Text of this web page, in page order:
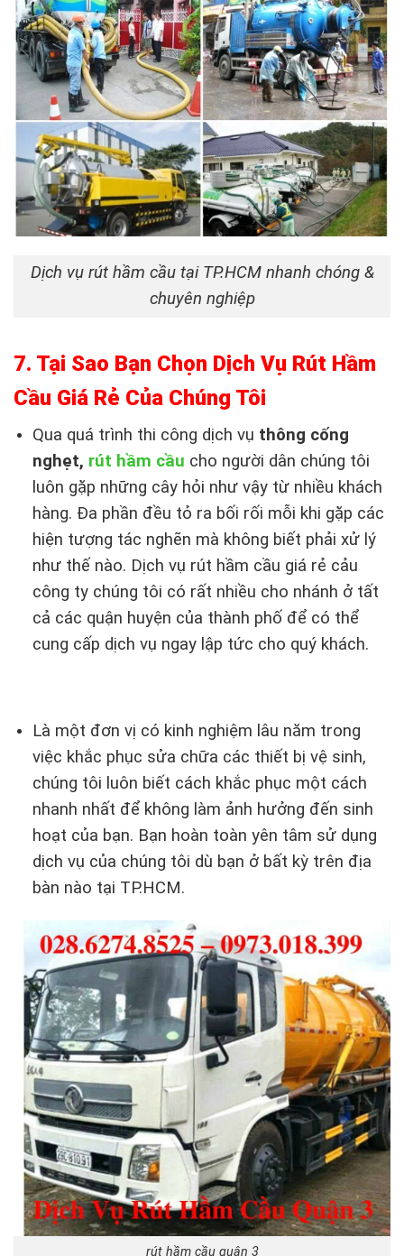
Dịch vụ rút hầm cầu tại TP.HCM nhanh chóng &
chuyên nghiệp
7. Tại Sao Bạn Chọn Dịch Vụ Rút Hầm
Cầu Giá Rẻ Của Chúng Tôi
Qua quá trình thi công dịch vụ thông cống
nghẹt, rút hầm cầu cho người dân chúng tôi
luôn gặp những cây hỏi như vậy từ nhiều khách
hàng. Đa phần đều tỏ ra bối rối mỗi khi gặp các
hiện tượng tác nghẽn mà không biết phải xử lý
như thế nào. Dịch vụ rút hầm cầu giá rẻ cảu
công ty chúng tôi có rất nhiều cho nhánh ở tất
cả các quận huyện của thành phố để có thể
cung cấp dịch vụ ngay lập tức cho quý khách.
Là một đơn vị có kinh nghiệm lâu năm trong
việc khắc phục sửa chữa các thiết bị vệ sinh,
chúng tôi luôn biết cách khắc phục một cách
nhanh nhất để không làm ảnh hưởng đến sinh
hoạt của bạn. Bạn hoàn toàn yên tâm sử dụng
dịch vụ của chúng tôi dù bạn ở bất kỳ trên địa
bàn nào tại TP.HCM.
rút hầm cầu quận 3